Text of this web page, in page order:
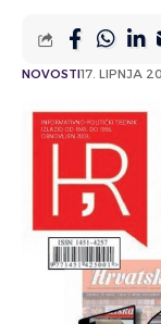
NOVOSTI17. LIPNJA